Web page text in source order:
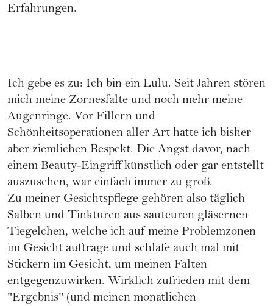
Erfahrungen.
Ich gebe es zu: Ich bin ein Lulu. Seit Jahren stören
mich meine Zornesfalte und noch mehr meine
Augenringe. Vor Fillern und
Schönheitsoperationen aller Art hatte ich bisher
aber ziemlichen Respekt. Die Angst davor, nach
einem Beauty-Eingriff künstlich oder gar entstellt
auszusehen, war einfach immer zu groß.
Zu meiner Gesichtspflege gehören also täglich
Salben und Tinkturen aus sauteuren gläsernen
Tiegelchen, welche ich auf meine Problemzonen
im Gesicht auftrage und schlafe auch mal mit
Stickern im Gesicht, um meinen Falten
entgegenzuwirken. Wirklich zufrieden mit dem
"Ergebnis" (und meinen monatlichen